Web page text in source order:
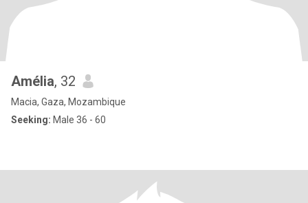
Amélia, 32
Macia, Gaza, Mozambique
Seeking: Male 36 - 60